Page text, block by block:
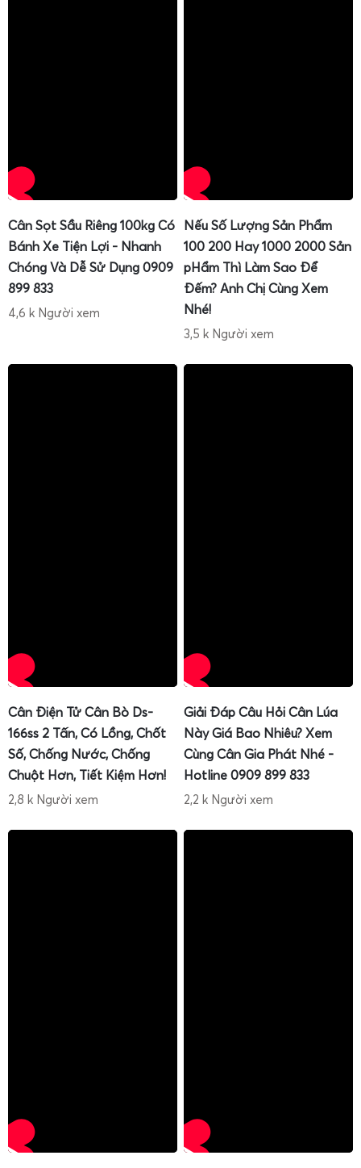
Cân Sọt Sầu Riêng 100kg Có
Bánh Xe Tiện Lợi - Nhanh
Chóng Và Dễ Sử Dụng 0909
899 833
4,6 k Người xem
Nếu Số Lượng Sản Phẩm
100 200 Hay 1000 2000 Sản
pHẩm Thì Làm Sao Để
Đếm? Anh Chị Cùng Xem
Nhé!
3,5 k Người xem
Cân Điện Tử Cân Bò Ds-
166ss 2 Tấn, Có Lồng, Chốt
Số, Chống Nước, Chống
Chuột Hơn, Tiết Kiệm Hơn!
2,8 k Người xem
Giải Đáp Câu Hỏi Cân Lúa
Này Giá Bao Nhiêu? Xem
Cùng Cân Gia Phát Nhé -
Hotline 0909 899 833
2,2 k Người xem